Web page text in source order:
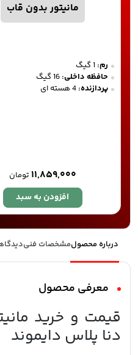
مانیتور بدون قاب
رم:
حافظه داخلی:
پردازنده:
۱۱,۸۵۹,۰۰۰ تومان
افزودن به سبد
درباره محصولمشخصات فنی
معرفی محصول
قیمت و خرید
دنا پلاس دایموند